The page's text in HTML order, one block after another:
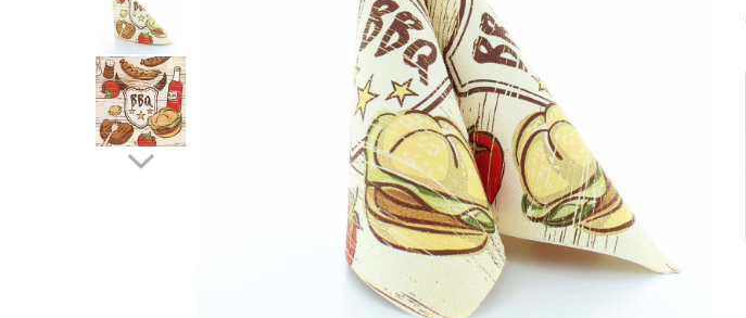
RUSTICE - VANATORESTI
VALENTINE'S DAY /DRAGOBETE
1 & 8 MARTIE